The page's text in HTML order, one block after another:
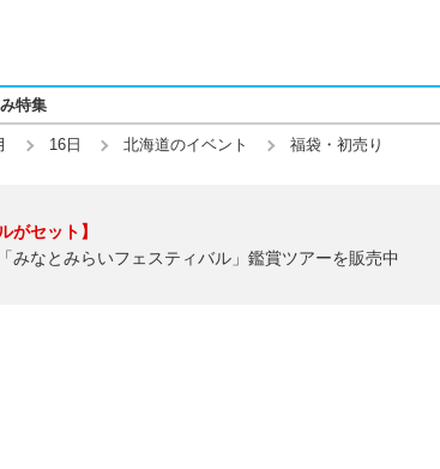
特集
16日 北海道のイベント 福袋・初売り
がセット】
みなとみらいフェスティバル」鑑賞ツアーを販売中